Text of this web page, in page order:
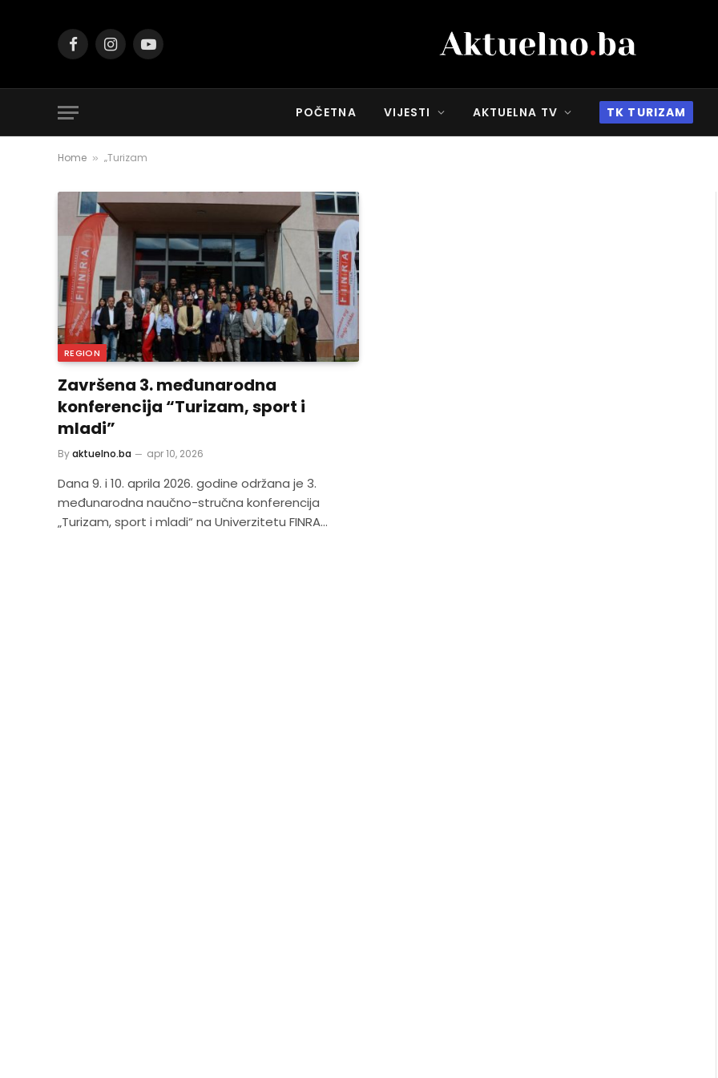
FacebookInstagramYouTube
POČETNA VIJESTI AKTUELNA TV TK TURIZAM
Home » „Turizam
REGION
Završena 3. međunarodna
konferencija “Turizam, sport i
mladi”
Byaktuelno.ba apr 10, 2026
Dana 9. i 10. aprila 2026. godine održana je 3.
međunarodna naučno-stručna konferencija
„Turizam, sport i mladi“ na Univerzitetu FINRA…